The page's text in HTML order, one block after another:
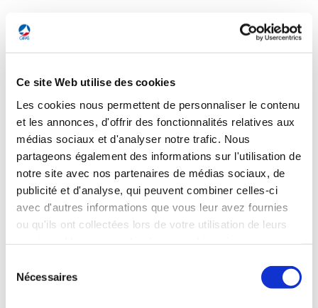
Ce site Web utilise des cookies
Les cookies nous permettent de personnaliser le contenu
et les annonces, d'offrir des fonctionnalités relatives aux
médias sociaux et d'analyser notre trafic. Nous
partageons également des informations sur l'utilisation de
notre site avec nos partenaires de médias sociaux, de
publicité et d'analyse, qui peuvent combiner celles-ci
avec d'autres informations que vous leur avez fournies
ou qu'ils ont collectées lors de votre utilisation de leurs
Nécessaires
ESPACE
ESPACE
SpaceRISE attribue un contrat de 400 M€ à
Thales Alenia Space
Le consortium SpaceRISE a confié un contrat de levée de
risques à Thales Alenia Space* en vue de développer de
nouvelles technologies embarquées dans les charges utiles
des satellites. Le montant du contrat attribué
La Tribune du 16 septembre 2025